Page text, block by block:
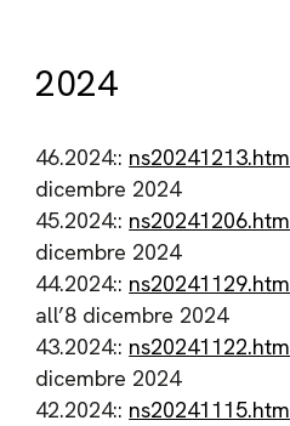
2024
46.2024:: ns20241213.htm
dicembre 2024
45.2024:: ns20241206.htm
dicembre 2024
44.2024:: ns20241129.htm
all’8 dicembre 2024
43.2024:: ns20241122.htm
dicembre 2024
42.2024:: ns20241115.htm